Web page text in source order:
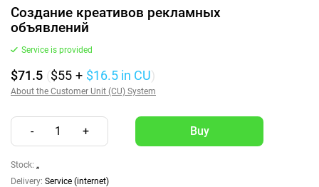
Создание креативов рекламных
объявлений
Service is provided
$71.5 ($55 + $16.5 in CU)
About the Customer Unit (CU) System
- 1 +
Stock: ,,
Delivery: Service (internet)